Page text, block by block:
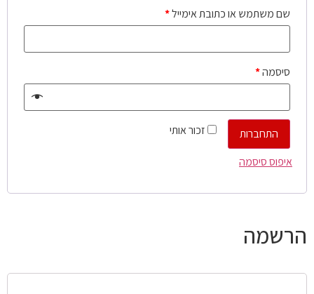
שם משתמש או כתובת אימייל*
סיסמה*
זכור אותי
התחברות
איפוס סיסמה
הרשמה